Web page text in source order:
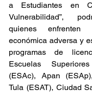
a Estudiantes en
Vulnerabilidad”,
quienes enfrenten
económica adversa y
programas de
Escuelas
(ESAc), Apan
Tula (ESAT), Ciudad